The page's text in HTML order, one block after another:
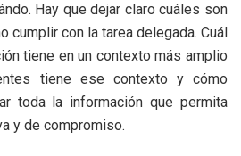
Hay que dejar claro cuáles son
cumplir con la tarea delegada. Cuál
tiene en un contexto más amplio
tiene ese contexto y cómo
toda la información que permita
y de compromiso.